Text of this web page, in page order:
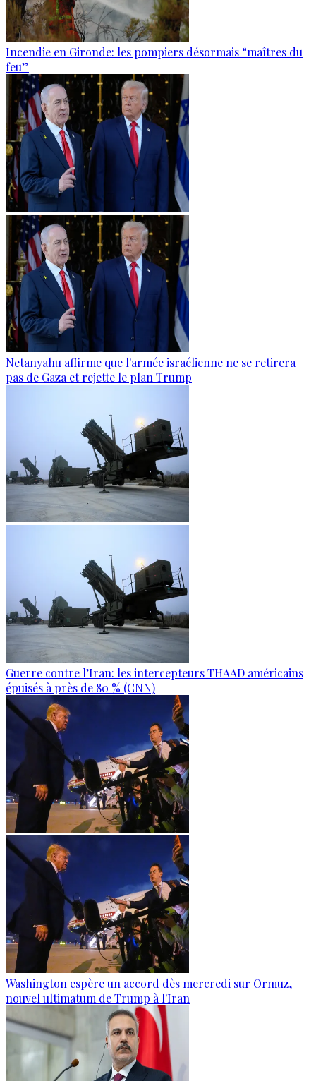
Incendie en Gironde: les pompiers désormais “maîtres du
feu”
Netanyahu affirme que l'armée israélienne ne se retirera
pas de Gaza et rejette le plan Trump
Guerre contre l’Iran: les intercepteurs THAAD américains
épuisés à près de 80 % (CNN)
Washington espère un accord dès mercredi sur Ormuz,
nouvel ultimatum de Trump à l'Iran